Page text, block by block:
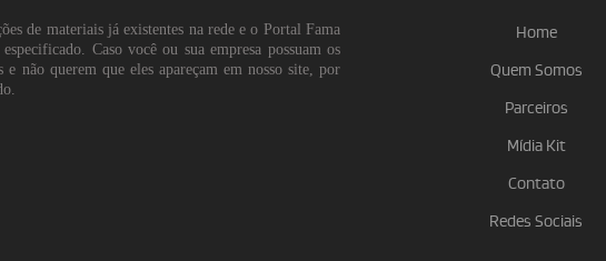
de materiais já existentes na rede e o Portal Fama
Caso você ou sua empresa possuam os
não querem que eles apareçam em nosso site, por
Home
Quem Somos
Parceiros
Mídia Kit
Contato
Redes Sociais